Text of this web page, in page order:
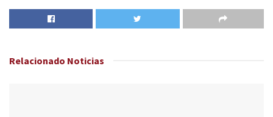
Relacionado Noticias